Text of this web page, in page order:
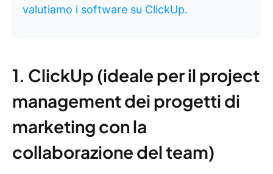
valutiamo i software su ClickUp.
1. ClickUp (ideale per il project
management dei progetti di
marketing con la
collaborazione del team)